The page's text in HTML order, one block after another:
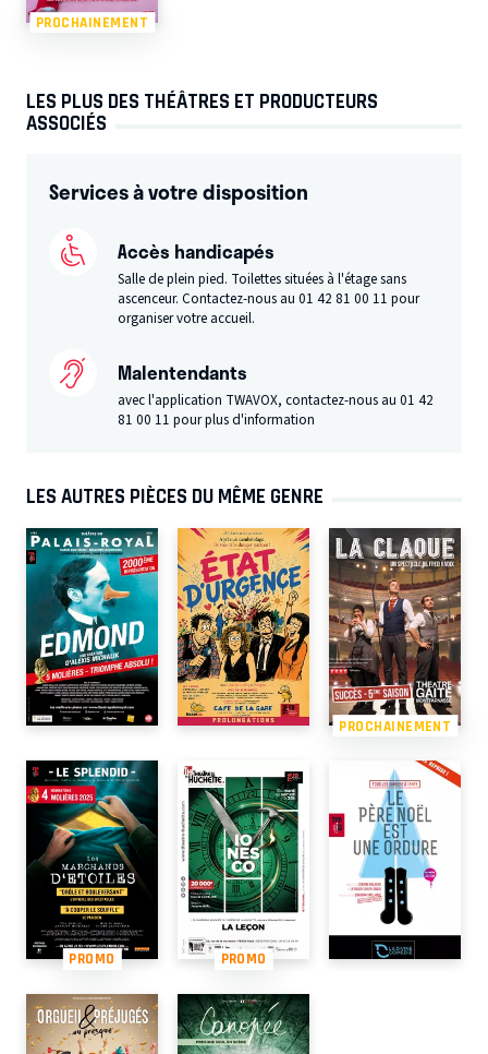
PROCHAINEMENT
LES PLUS DES THÉÂTRES ET PRODUCTEURS
ASSOCIÉS
Services à votre disposition
Accès handicapés
Salle de plein pied. Toilettes situées à l'étage sans
ascenceur. Contactez-nous au 01 42 81 00 11 pour
organiser votre accueil.
Malentendants
avec l'application TWAVOX, contactez-nous au 01 42
81 00 11 pour plus d'information
LES AUTRES PIÈCES DU MÊME GENRE
PROCHAINEMENT
PROMO PROMO